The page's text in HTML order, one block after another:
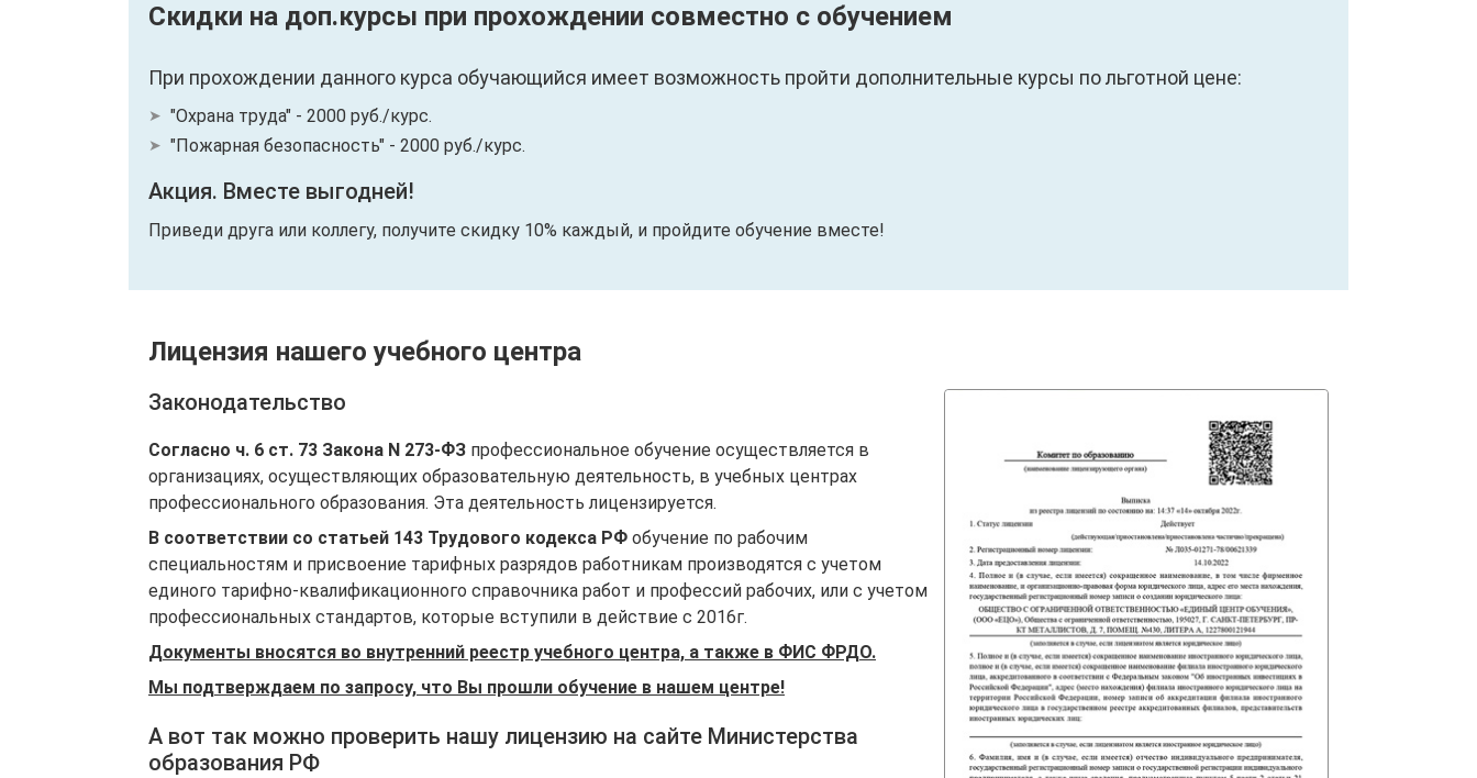
Скидки на доп.курсы при прохождении совместно с обучением
При прохождении данного курса обучающийся имеет возможность пройти дополнительные курсы по льготной цене:
"Охрана труда" - 2000 руб./курс.
"Пожарная безопасность" - 2000 руб./курс.
Акция. Вместе выгодней!
Приведи друга или коллегу, получите скидку 10% каждый, и пройдите обучение вместе!
Лицензия нашего учебного центра
Законодательство
Согласно ч. 6 ст. 73 Закона N 273-ФЗ профессиональное обучение осуществляется в
организациях, осуществляющих образовательную деятельность, в учебных центрах
профессионального образования. Эта деятельность лицензируется.
В соответствии со статьей 143 Трудового кодекса РФ обучение по рабочим
специальностям и присвоение тарифных разрядов работникам производятся с учетом
единого тарифно-квалификационного справочника работ и профессий рабочих, или с учетом
профессиональных стандартов, которые вступили в действие с 2016г.
Документы вносятся во внутренний реестр учебного центра, а также в ФИС ФРДО.
Мы подтверждаем по запросу, что Вы прошли обучение в нашем центре!
А вот так можно проверить нашу лицензию на сайте Министерства
образования РФ